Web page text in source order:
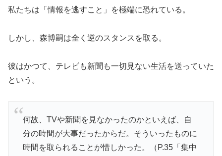
私たちは「情報を逃すこと」を極端に恐れている。
しかし、森博嗣は全く逆のスタンスを取る。
彼はかつて、テレビも新聞も一切見ない生活を送っていた
という。
何故、TVや新聞を見なかったのかといえば、自
分の時間が大事だったからだ。そういったものに
時間を取られることが惜しかった。（P.35「集中